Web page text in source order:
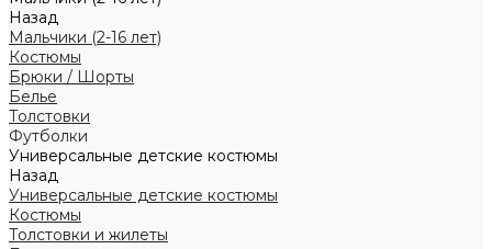
Назад
Мальчики (2-16 лет)
Костюмы
Брюки / Шорты
Белье
Толстовки
Футболки
Универсальные детские костюмы
Назад
Универсальные детские костюмы
Костюмы
Толстовки и жилеты